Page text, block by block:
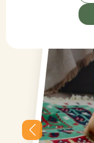
уже